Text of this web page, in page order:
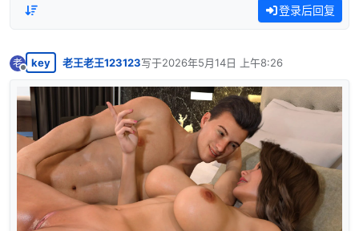
登录后回复
老
离线
key 老王老王123123写于2026年5月14日 上午8:26
最后由 编辑